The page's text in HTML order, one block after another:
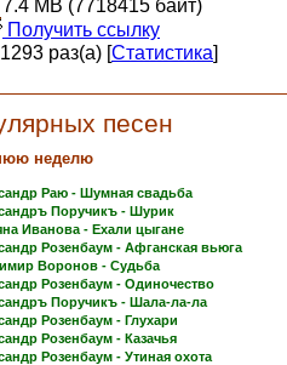
7.4 MB (7718415 байт)
Получить ссылку
1293 раз(а) [Статистика]
песен
неделю
Раю - Шумная свадьба
Поручикъ - Шурик
Иванова - Ехали цыгане
Розенбаум - Афганская вьюга
Воронов - Судьба
Розенбаум - Одиночество
Поручикъ - Шала-ла-ла
Розенбаум - Глухари
Розенбаум - Казачья
Розенбаум - Утиная охота